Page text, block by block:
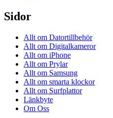
Sidor
Allt om Datortillbehör
Allt om Digitalkameror
Allt om iPhone
Allt om Prylar
Allt om Samsung
Allt om smarta klockor
Allt om Surfplattor
Länkbyte
Om Oss